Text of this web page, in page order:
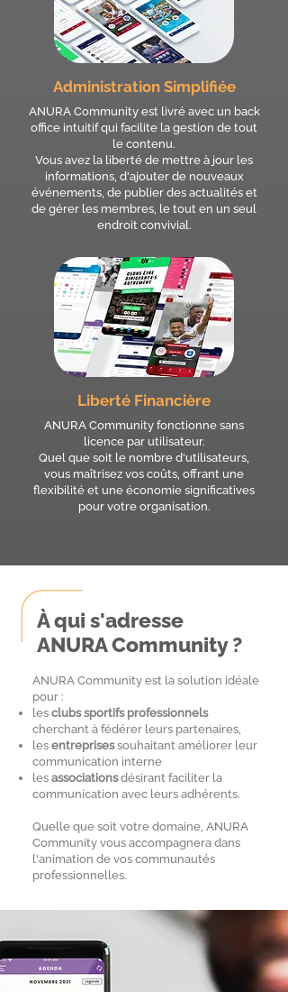
Administration Simplifiée
ANURA Community est livré avec un back
office intuitif qui facilite la gestion de tout
le contenu.
Vous avez la liberté de mettre à jour les
informations, d'ajouter de nouveaux
événements, de publier des actualités et
de gérer les membres, le tout en un seul
endroit convivial.
Liberté Financière
ANURA Community fonctionne sans
licence par utilisateur.
Quel que soit le nombre d'utilisateurs,
vous maîtrisez vos coûts, offrant une
flexibilité et une économie significatives
pour votre organisation.
À qui s'adresse
ANURA Community ?
ANURA Community est la solution idéale
pour :
les clubs sportifs professionnels
cherchant à fédérer leurs partenaires,
les entreprisessouhaitant améliorer leur
communication interne
les associationsdésirant faciliter la
communication avec leurs adhérents.
Quelle que soit votre domaine, ANURA
Community vous accompagnera dans
l'animation de vos communautés
professionnelles.